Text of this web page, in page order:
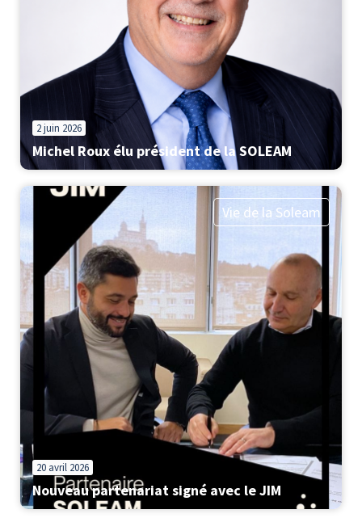
2 juin 2026
Michel Roux élu président de la SOLEAM
Vie de la Soleam
20 avril 2026
Nouveau partenariat signé avec le JIM